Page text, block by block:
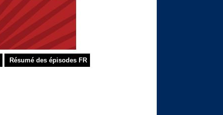
Résumé des épisodes FR